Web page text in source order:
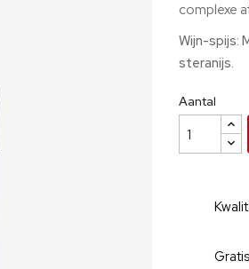
complexe
Wijn-spijs:
steranijs.
Aantal